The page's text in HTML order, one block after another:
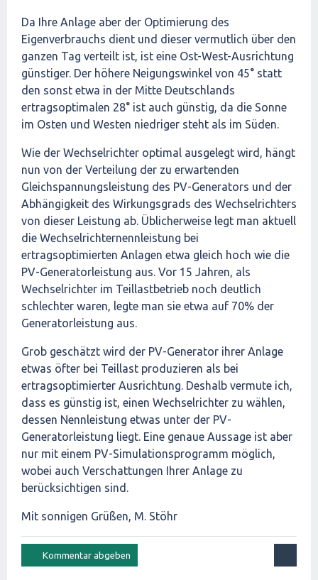
Da Ihre Anlage aber der Optimierung des
Eigenverbrauchs dient und dieser vermutlich über den
ganzen Tag verteilt ist, ist eine Ost-West-Ausrichtung
günstiger. Der höhere Neigungswinkel von 45° statt
den sonst etwa in der Mitte Deutschlands
ertragsoptimalen 28° ist auch günstig, da die Sonne
im Osten und Westen niedriger steht als im Süden.
Wie der Wechselrichter optimal ausgelegt wird, hängt
nun von der Verteilung der zu erwartenden
Gleichspannungsleistung des PV-Generators und der
Abhängigkeit des Wirkungsgrads des Wechselrichters
von dieser Leistung ab. Üblicherweise legt man aktuell
die Wechselrichternennleistung bei
ertragsoptimierten Anlagen etwa gleich hoch wie die
PV-Generatorleistung aus. Vor 15 Jahren, als
Wechselrichter im Teillastbetrieb noch deutlich
schlechter waren, legte man sie etwa auf 70% der
Generatorleistung aus.
Grob geschätzt wird der PV-Generator ihrer Anlage
etwas öfter bei Teillast produzieren als bei
ertragsoptimierter Ausrichtung. Deshalb vermute ich,
dass es günstig ist, einen Wechselrichter zu wählen,
dessen Nennleistung etwas unter der PV-
Generatorleistung liegt. Eine genaue Aussage ist aber
nur mit einem PV-Simulationsprogramm möglich,
wobei auch Verschattungen Ihrer Anlage zu
berücksichtigen sind.
Mit sonnigen Grüßen, M. Stöhr